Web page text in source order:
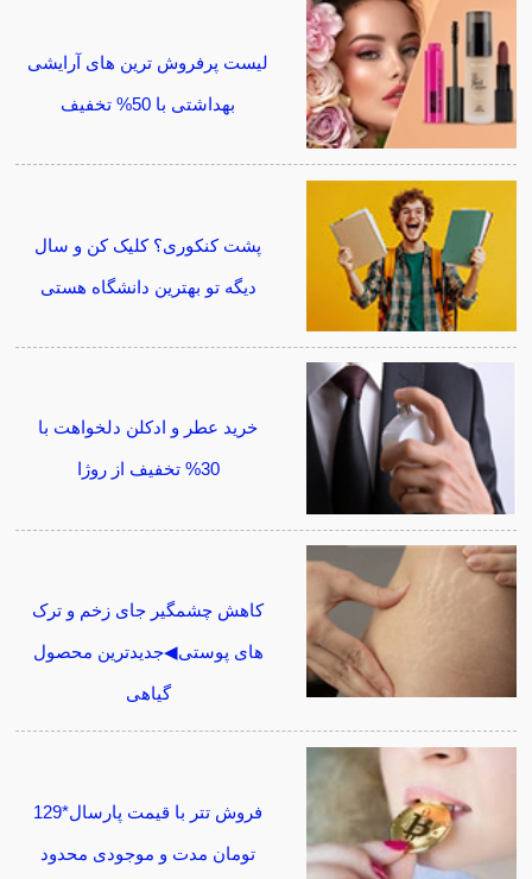
لیست پرفروش ترین های آرایشی
بهداشتی با 50% تخفیف
پشت کنکوری؟ کلیک کن و سال
دیگه تو بهترین دانشگاه هستی
خرید عطر و ادکلن دلخواهت با
30% تخفیف از روژا
کاهش چشمگیر جای زخم و ترک
های پوستی◀جدیدترین محصول
گیاهی
فروش تتر با قیمت پارسال*129
تومان مدت و موجودی محدود